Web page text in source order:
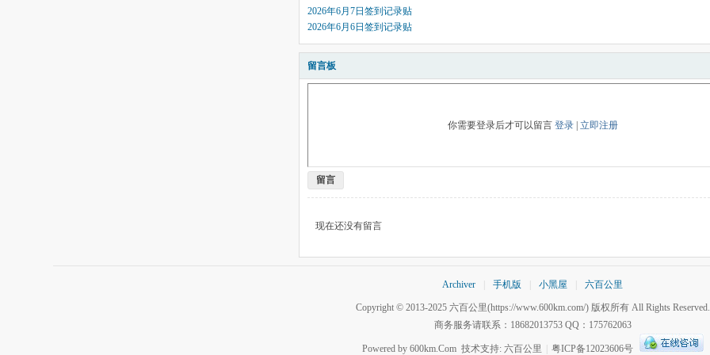
2026年6月7日签到记录贴
2026年6月6日签到记录贴
留言板
你需要登录后才可以留言 登录| 立即注册
留言
现在还没有留言
Archiver 手机版 小黑屋 六百公里
Copyright © 2013-2025 六百公里(https://www.600km.com/) 版权所有 All Rights Reserved.
商务服务请联系：18682013753 QQ：175762063
Powered by 600km.Com 技术支持: 六百公里 粤ICP备12023606号